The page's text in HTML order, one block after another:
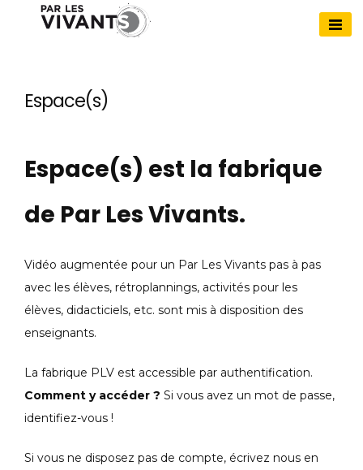
Espace(s)
Espace(s) est la fabrique
de Par Les Vivants.
Vidéo augmentée pour un Par Les Vivants pas à pas
avec les élèves, rétroplannings, activités pour les
élèves, didacticiels, etc. sont mis à disposition des
enseignants.
La fabrique PLV est accessible par authentification.
Comment y accéder ? Si vous avez un mot de passe,
identifiez-vous !
Si vous ne disposez pas de compte, écrivez nous en